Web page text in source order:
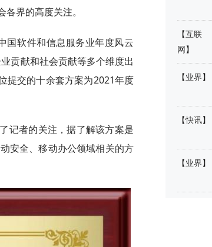
界的高度关注。
国软件和信息服务业年度风云
贡献和社会贡献等多个维度出
提交的十余套方案为2021年度
记者的关注，据了解该方案是
安全、移动办公领域相关的方
【互联
网 】
【业界】
【快讯】
【业界】